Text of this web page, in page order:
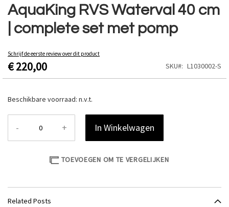
AquaKing RVS Waterval 40 cm
| complete set met pomp
Schrijf de eerste review over dit product
€ 220,00 SKU L1030002-S
Beschikbare voorraad: n.v.t.
- + In Winkelwagen
TOEVOEGEN OM TE VERGELIJKEN
naar
het
begin
van
afbeeldingen-
gallerij
Related Posts